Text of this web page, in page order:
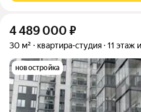
4 489 000 ₽
30 м² квартира-студия 11 этаж
новостройка